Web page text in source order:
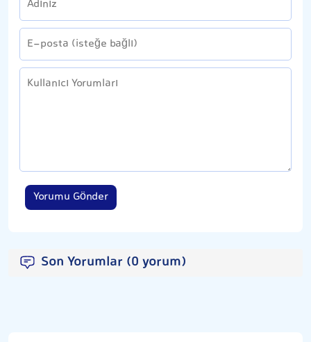
Yorumu Gönder
Son Yorumlar (0 yorum)